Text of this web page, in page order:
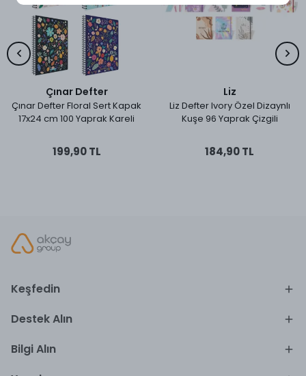
Çınar Defter
Çınar Defter Floral Sert Kapak
17x24 cm 100 Yaprak Kareli
199,90 TL
Liz
Liz Defter Ivory Özel Dizaynlı
Kuşe 96 Yaprak Çizgili
184,90 TL
Keşfedin
Destek Alın
Bilgi Alın